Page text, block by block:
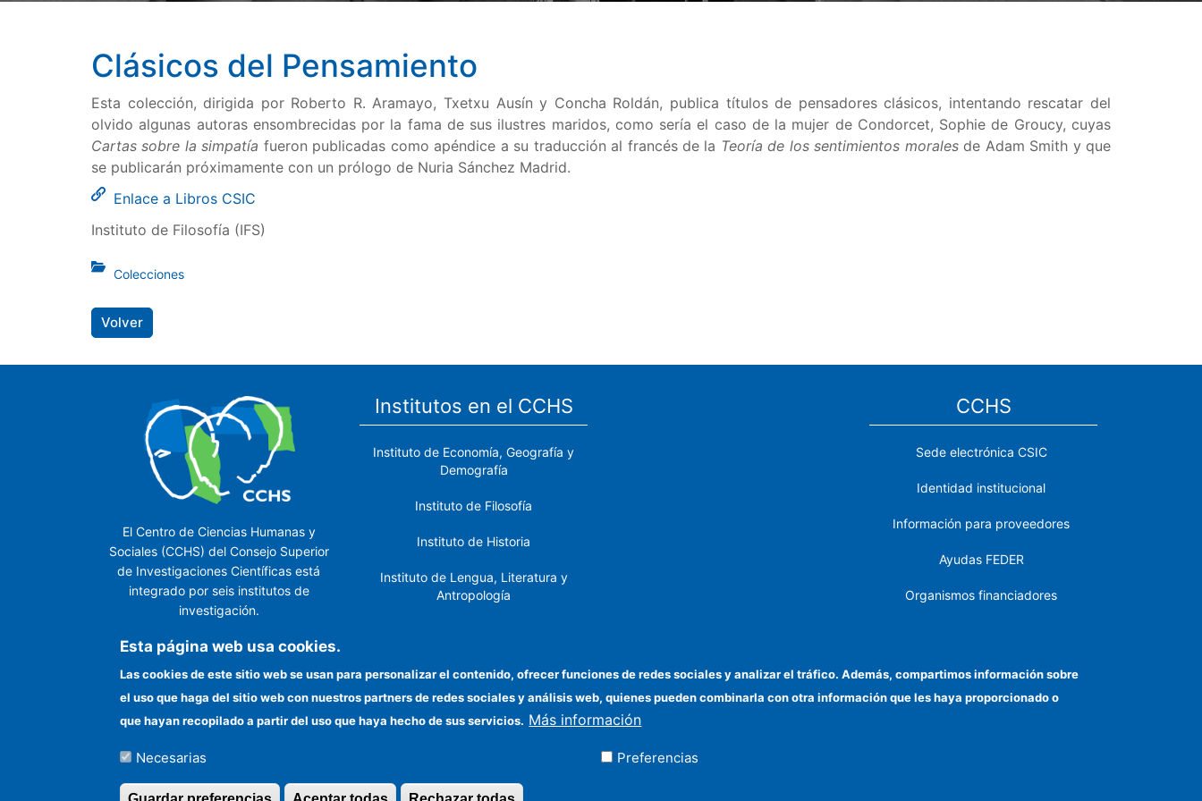
Clásicos del Pensamiento
Esta colección, dirigida por Roberto R. Aramayo, Txetxu Ausín y Concha Roldán, publica títulos de pensadores clásicos, intentando rescatar del
olvido algunas autoras ensombrecidas por la fama de sus ilustres maridos, como sería el caso de la mujer de Condorcet, Sophie de Groucy, cuyas
Cartas sobre la simpatía fueron publicadas como apéndice a su traducción al francés de la Teoría de los sentimientos moralesde Adam Smith y que
se publicarán próximamente con un prólogo de Nuria Sánchez Madrid.
Enlace a Libros CSIC
Instituto de Filosofía (IFS)
Colecciones
Volver
El Centro de Ciencias Humanas y
Sociales (CCHS) del Consejo Superior
de Investigaciones Científicas está
integrado por seis institutos de
investigación.
Institutos en el CCHS
Instituto de Economía, Geografía y
Demografía
Instituto de Filosofía
Instituto de Historia
Instituto de Lengua, Literatura y
Antropología
Próximo
Instituto de Políticas y Bienes
Públicos
CCHS
Sede electrónica CSIC
Identidad institucional
Información para proveedores
Ayudas FEDER
Organismos financiadores
Cómo llegar
©Copyright 2026 Todos los derechos reservados
Esta página web usa cookies.
Las cookies de este sitio web se usan para personalizar el contenido, ofrecer funciones de redes sociales y analizar el tráfico. Además, compartimos información sobre
el uso que haga del sitio web con nuestros partners de redes sociales y análisis web, quienes pueden combinarla con otra información que les haya proporcionado o
que hayan recopilado a partir del uso que haya hecho de sus servicios. Más información
Necesarias Preferencias